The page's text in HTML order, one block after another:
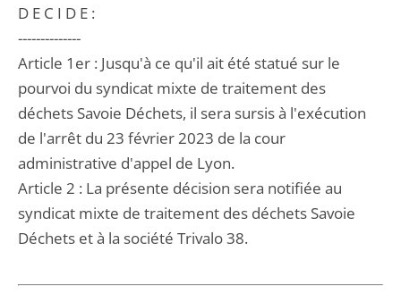
D E C I D E :
--------------
Article 1er : Jusqu'à ce qu'il ait été statué sur le
pourvoi du syndicat mixte de traitement des
déchets Savoie Déchets, il sera sursis à l'exécution
de l'arrêt du 23 février 2023 de la cour
administrative d'appel de Lyon.
Article 2 : La présente décision sera notifiée au
syndicat mixte de traitement des déchets Savoie
Déchets et à la société Trivalo 38.